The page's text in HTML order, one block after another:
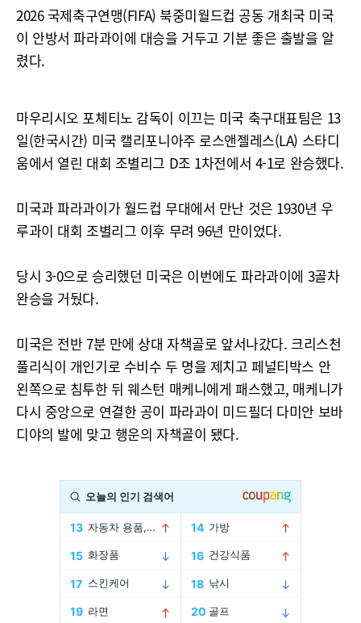
2026 국제축구연맹(FIFA) 북중미월드컵 공동 개최국 미국
이 안방서 파라과이에 대승을 거두고 기분 좋은 출발을 알
렸다.
마우리시오 포체티노 감독이 이끄는 미국 축구대표팀은 13
일(한국시간) 미국 캘리포니아주 로스앤젤레스(LA) 스타디
움에서 열린 대회 조별리그 D조 1차전에서 4-1로 완승했다.
미국과 파라과이가 월드컵 무대에서 만난 것은 1930년 우
루과이 대회 조별리그 이후 무려 96년 만이었다.
당시 3-0으로 승리했던 미국은 이번에도 파라과이에 3골차
완승을 거뒀다.
미국은 전반 7분 만에 상대 자책골로 앞서나갔다. 크리스천
풀리식이 개인기로 수비수 두 명을 제치고 페널티박스 안
왼쪽으로 침투한 뒤 웨스턴 매케니에게 패스했고, 매케니가
다시 중앙으로 연결한 공이 파라과이 미드필더 다미안 보바
디야의 발에 맞고 행운의 자책골이 됐다.